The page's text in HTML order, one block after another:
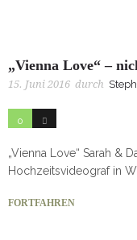
„Vienna Love“ –
15. Juni 2016 durch
0 50
„Vienna Love“ Sarah &
Hochzeitsvideograf in
FORTFAHREN